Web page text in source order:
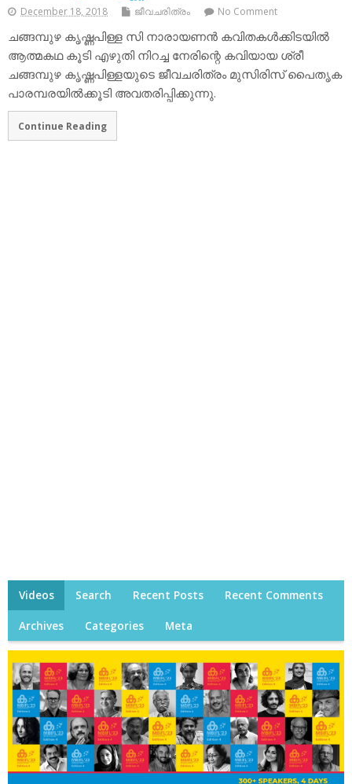
December 18, 2018 ജീവചരിത്രം No Comment
ചങ്ങമ്പുഴ കൃഷ്ണപിള്ള സി നാരായണന്‍ കവിതകള്‍ക്കിടയില്‍
ആത്മകഥ കൂടി എഴുതി നിറച്ച നേരിന്റെ കവിയായ ശ്രീ
ചങ്ങമ്പുഴ കൃഷ്ണപിള്ളയുടെ ജീവചരിത്രം മുസിരിസ് പൈതൃക
പാരമ്പരയില്‍ക്കൂടി അവതരിപ്പിക്കുന്നു.
Continue Reading
Videos Search Recent Posts Recent Comments
Archives Categories Meta